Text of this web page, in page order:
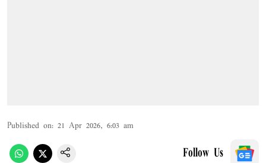
Published on: 21 Apr 2026, 6:03 am
Follow Us